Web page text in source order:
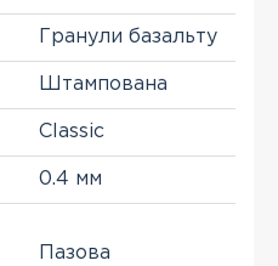
Гранули базальту
Штампована
Classic
0.4 мм
Пазова